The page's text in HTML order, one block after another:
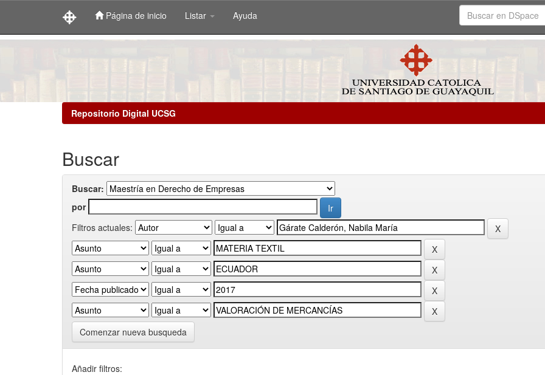
Página de inicio Listar Ayuda
Repositorio Digital UCSG
Buscar
Buscar:
por
Filtros actuales:
Comenzar nueva busqueda
Añadir filtros: